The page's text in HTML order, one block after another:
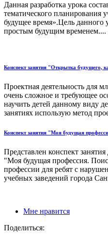
Данная разработка урока
тематического планирования
будущее время».Цель данного
простым будущим временем....
Конспект занятия "Открытка будущего,
Проектная деятельность для
очень сложное и требующее
научить детей данному виду
занятиях использую метод
Конспект занятия "Моя будущая
Представлен конспект
"Моя будущая профессия.
профессии для ребят с
учебных заведений города
Мне нравится
Поделиться: